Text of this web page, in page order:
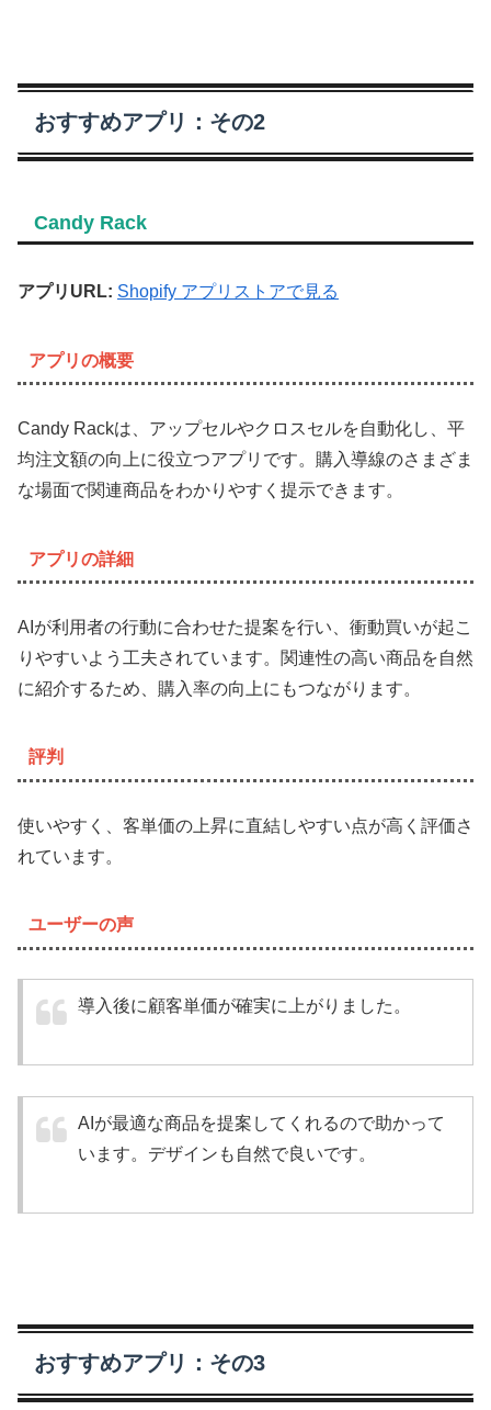
おすすめアプリ：その2
Candy Rack
アプリURL: Shopify アプリストアで見る
アプリの概要
Candy Rackは、アップセルやクロスセルを自動化し、平
均注文額の向上に役立つアプリです。購入導線のさまざま
な場面で関連商品をわかりやすく提示できます。
アプリの詳細
AIが利用者の行動に合わせた提案を行い、衝動買いが起こ
りやすいよう工夫されています。関連性の高い商品を自然
に紹介するため、購入率の向上にもつながります。
評判
使いやすく、客単価の上昇に直結しやすい点が高く評価さ
れています。
ユーザーの声
導入後に顧客単価が確実に上がりました。
AIが最適な商品を提案してくれるので助かって
います。デザインも自然で良いです。
おすすめアプリ：その3